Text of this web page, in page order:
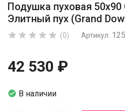
Подушка пуховая 50х90
Элитный пух (Grand
     (0) Артикул:
42 530 ₽
 В наличии